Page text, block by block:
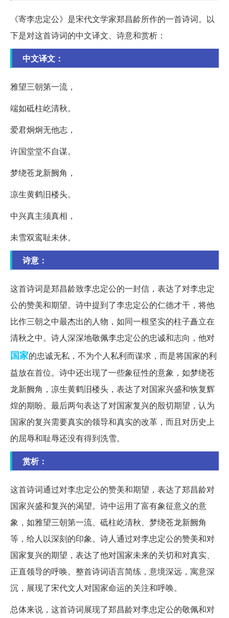
《寄李忠定公》是宋代文学家郑昌龄所作的一首诗词。以
下是对这首诗词的中文译文、诗意和赏析：
中文译文：
雅望三朝第一流，
端如砥柱屹清秋。
爱君炯炯无他志，
许国堂堂不自谋。
梦绕苍龙新阙角，
凉生黄鹤旧楼头。
中兴真主须真相，
未雪双鸾耻未休。
诗意：
这首诗词是郑昌龄致李忠定公的一封信，表达了对李忠定
公的赞美和期望。诗中提到了李忠定公的仁德才干，将他
比作三朝之中最杰出的人物，如同一根坚实的柱子矗立在
清秋之中。诗人深深地敬佩李忠定公的忠诚和志向，他对
国家的忠诚无私，不为个人私利而谋求，而是将国家的利
益放在首位。诗中还出现了一些象征性的意象，如梦绕苍
龙新阙角，凉生黄鹤旧楼头，表达了对国家兴盛和恢复辉
煌的期盼。最后两句表达了对国家复兴的殷切期望，认为
国家的复兴需要真实的领导和真实的改革，而且对历史上
的屈辱和耻辱还没有得到洗雪。
赏析：
这首诗词通过对李忠定公的赞美和期望，表达了郑昌龄对
国家兴盛和复兴的渴望。诗中运用了富有象征意义的意
象，如雅望三朝第一流、砥柱屹清秋、梦绕苍龙新阙角
等，给人以深刻的印象。诗人通过对李忠定公的赞美和对
国家复兴的期望，表达了他对国家未来的关切和对真实、
正直领导的呼唤。整首诗词语言简练，意境深远，寓意深
沉，展现了宋代文人对国家命运的关注和呼唤。
总体来说，这首诗词展现了郑昌龄对李忠定公的敬佩和对